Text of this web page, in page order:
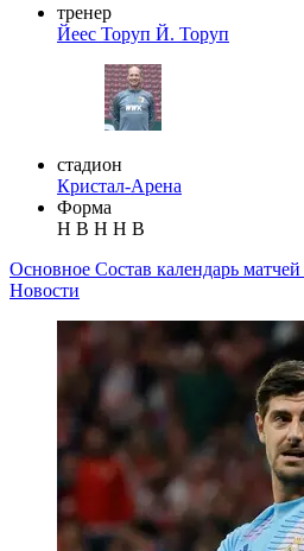
тренер
Йеес Торуп Й. Торуп
стадион
Кристал-Арена
Форма
Н В Н Н В
Основное Состав календарь матчей
Новости